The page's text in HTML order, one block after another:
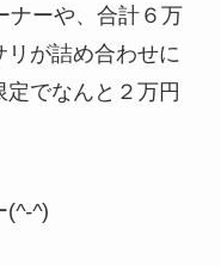
ナーや、合計６万
リが詰め合わせに
でなんと２万円
(^-^)